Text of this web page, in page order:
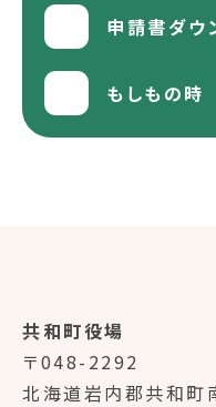
申請書ダウ
もしもの時
共和町役場
〒048-2292
北海道岩内郡共和町